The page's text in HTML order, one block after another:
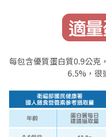
每包含優質蛋白質0.9公克
6.5%，很